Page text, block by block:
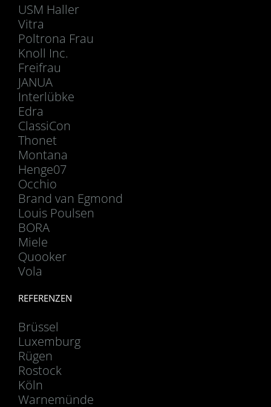
USM Haller
Vitra
Poltrona Frau
Knoll Inc.
Freifrau
JANUA
Interlübke
Edra
ClassiCon
Thonet
Montana
Henge07
Occhio
Brand van Egmond
Louis Poulsen
BORA
Miele
Quooker
Vola
REFERENZEN
Brüssel
Luxemburg
Rügen
Rostock
Köln
Warnemünde